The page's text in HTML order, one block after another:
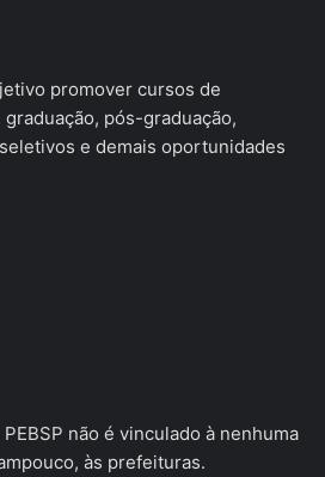
promover cursos de
pós-graduação,
e demais oportunidades
não é vinculado à nenhuma
às prefeituras.